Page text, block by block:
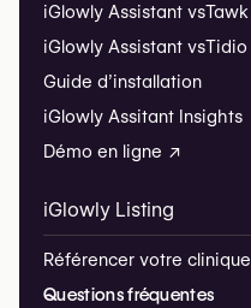
iGlowly Assistant vsTawk
iGlowly Assistant vsTidio
Guide d’installation
iGlowly Assitant Insights
Démo en ligne ↗
iGlowly Listing
Référencer votre clinique
Questions fréquentes